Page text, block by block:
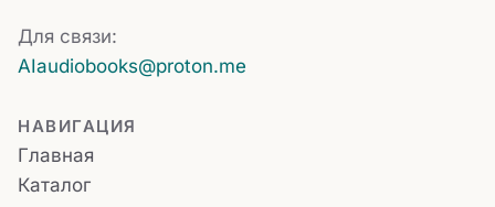
Для связи:
AIaudiobooks@proton.me
НАВИГАЦИЯ
Главная
Каталог